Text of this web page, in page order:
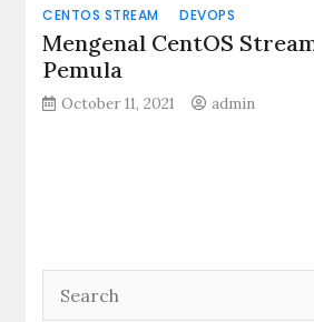
CENTOS STREAM DEVOPS
Mengenal CentOS
Pemula
October 11, 2021 admin